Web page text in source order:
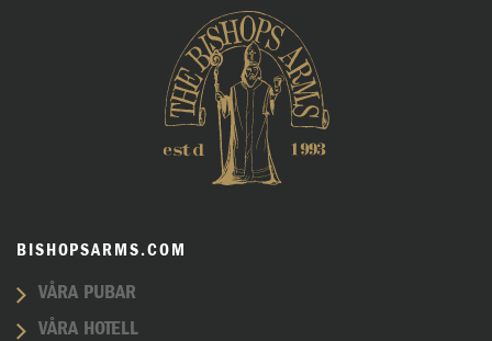
BISHOPSARMS.COM
VÅRA PUBAR
VÅRA HOTELL